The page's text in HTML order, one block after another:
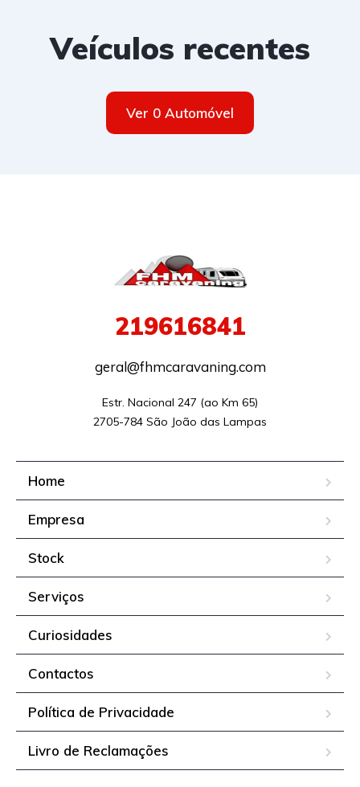
Veículos recentes
Ver 0 Automóvel
219616841
geral@fhmcaravaning.com
Estr. Nacional 247 (ao Km 65)
2705-784 São João das Lampas
Home
Empresa
Stock
Serviços
Curiosidades
Contactos
Política de Privacidade
Livro de Reclamações